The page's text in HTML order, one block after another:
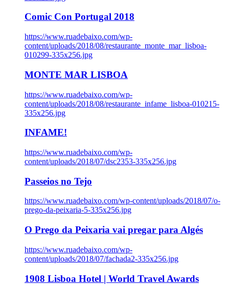
Comic Con Portugal 2018
https://www.ruadebaixo.com/wp-
content/uploads/2018/08/restaurante_monte_mar_lisboa-
010299-335x256.jpg
MONTE MAR LISBOA
https://www.ruadebaixo.com/wp-
content/uploads/2018/08/restaurante_infame_lisboa-010215-
335x256.jpg
INFAME!
https://www.ruadebaixo.com/wp-
content/uploads/2018/07/dsc2353-335x256.jpg
Passeios no Tejo
https://www.ruadebaixo.com/wp-content/uploads/2018/07/o-
prego-da-peixaria-5-335x256.jpg
O Prego da Peixaria vai pregar para Algés
https://www.ruadebaixo.com/wp-
content/uploads/2018/07/fachada2-335x256.jpg
1908 Lisboa Hotel | World Travel Awards